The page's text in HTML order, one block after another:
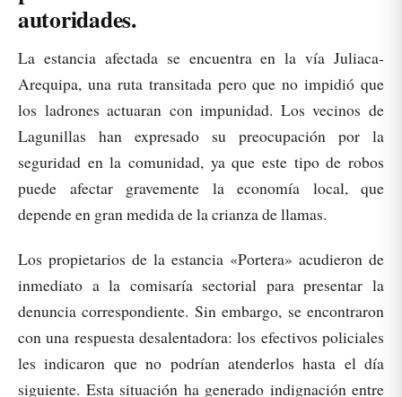
autoridades.
La estancia afectada se encuentra en la vía Juliaca-
Arequipa, una ruta transitada pero que no impidió que
los ladrones actuaran con impunidad. Los vecinos de
Lagunillas han expresado su preocupación por la
seguridad en la comunidad, ya que este tipo de robos
puede afectar gravemente la economía local, que
depende en gran medida de la crianza de llamas.
Los propietarios de la estancia «Portera» acudieron de
inmediato a la comisaría sectorial para presentar la
denuncia correspondiente. Sin embargo, se encontraron
con una respuesta desalentadora: los efectivos policiales
les indicaron que no podrían atenderlos hasta el día
siguiente. Esta situación ha generado indignación entre